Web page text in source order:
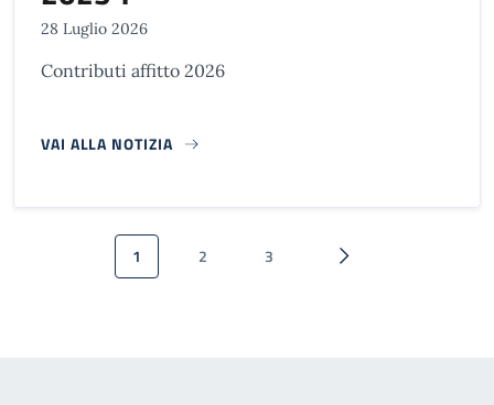
28 Luglio 2026
Contributi affitto 2026
VAI ALLA NOTIZIA
Paginazione
Pagina attuale
1 Pagina
2 Pagina
3 Pagina successiva